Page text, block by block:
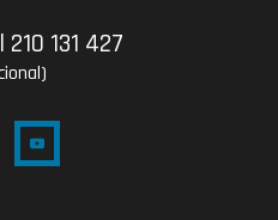
210 131 427